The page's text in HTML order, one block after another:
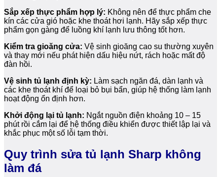
Sắp xếp thực phẩm hợp lý: Không nên để thực phẩm che
kín các cửa gió hoặc khe thoát hơi lạnh. Hãy sắp xếp thực
phẩm gọn gàng để luồng khí lạnh lưu thông tốt hơn.
Kiểm tra gioăng cửa: Vệ sinh gioăng cao su thường xuyên
và thay mới nếu phát hiện dấu hiệu nứt, rách hoặc mất độ
đàn hồi.
Vệ sinh tủ lạnh định kỳ: Làm sạch ngăn đá, dàn lạnh và
các khe thoát khí để loại bỏ bụi bẩn, giúp hệ thống làm lạnh
hoạt động ổn định hơn.
Khởi động lại tủ lạnh: Ngắt nguồn điện khoảng 10 – 15
phút rồi cắm lại để hệ thống điều khiển được thiết lập lại và
khắc phục một số lỗi tạm thời.
Quy trình sửa tủ lạnh Sharp không
làm đá